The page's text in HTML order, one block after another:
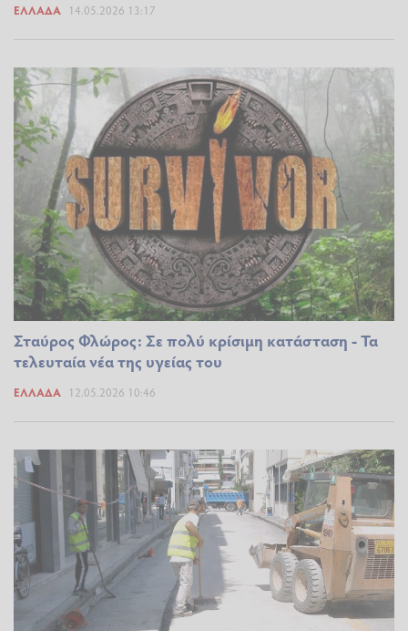
ΕΛΛΆΔΑ 14.05.2026 13:17
Σταύρος Φλώρος: Σε πολύ κρίσιμη κατάσταση - Τα
τελευταία νέα της υγείας του
ΕΛΛΆΔΑ 12.05.2026 10:46